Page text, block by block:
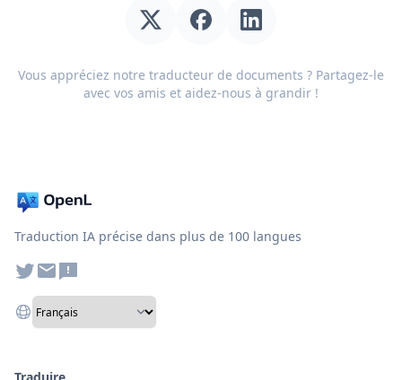
Vous appréciez notre traducteur de documents ? Partagez-le
avec vos amis et aidez-nous à grandir !
Traduction IA précise dans plus de 100 langues